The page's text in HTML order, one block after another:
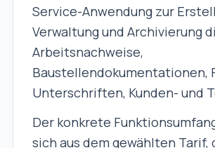
Service-Anwendung zur
Verwaltung und Archivierung
Arbeitsnachweise,
Baustellendokumentationen,
Unterschriften, Kunden- und
Der konkrete
sich aus dem gewählten Tarif,